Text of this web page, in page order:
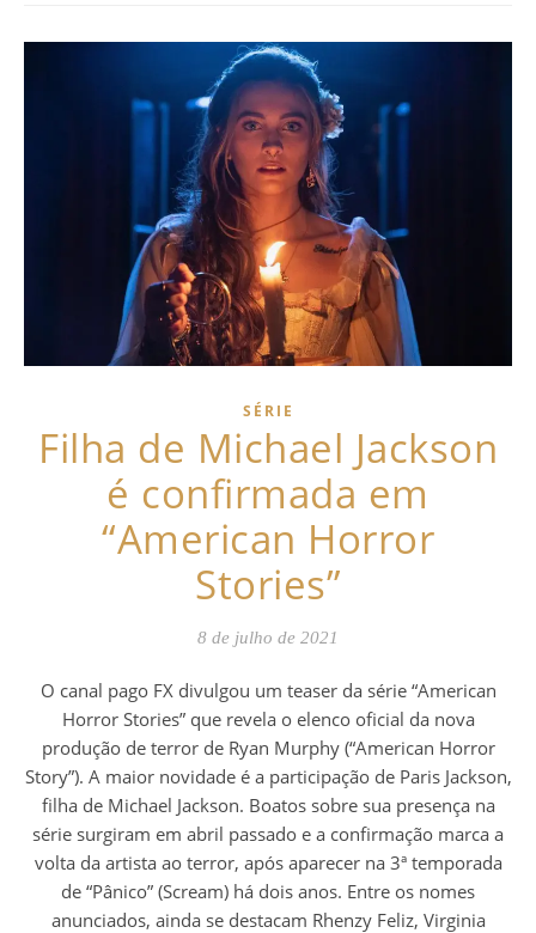
SÉRIE
Filha de Michael Jackson
é confirmada em
“American Horror
Stories”
8 de julho de 2021
O canal pago FX divulgou um teaser da série “American
Horror Stories” que revela o elenco oficial da nova
produção de terror de Ryan Murphy (“American Horror
Story”). A maior novidade é a participação de Paris Jackson,
filha de Michael Jackson. Boatos sobre sua presença na
série surgiram em abril passado e a confirmação marca a
volta da artista ao terror, após aparecer na 3ª temporada
de “Pânico” (Scream) há dois anos. Entre os nomes
anunciados, ainda se destacam Rhenzy Feliz, Virginia